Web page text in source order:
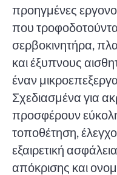
προηγμένες
που
σερβοκινητήρα,
και έξυπνους
έναν
Σχεδιασμένα για
προσφέρουν εύκολη
τοποθέτηση,
εξαιρετική
απόκρισης και